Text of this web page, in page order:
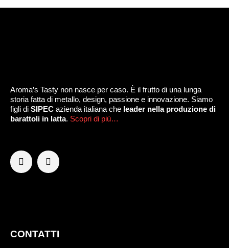
Aroma’s Tasty non nasce per caso. È il frutto di una lunga
storia fatta di metallo, design, passione e innovazione. Siamo
figli di SIPEC azienda italiana che leader nella produzione di
barattoli in latta. Scopri di più…
CONTATTI